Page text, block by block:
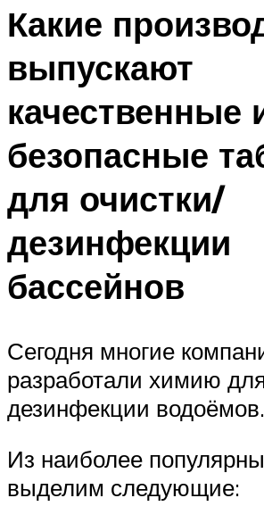
Какие
выпускают
качественные
безопасные
для очистки/
дезинфекции
бассейнов
Сегодня многие
разработали химию
дезинфекции водоёмов.
Из наиболее
выделим следующие: